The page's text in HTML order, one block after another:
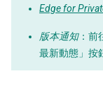
Edge for
版本通知：前
最新動態」 按